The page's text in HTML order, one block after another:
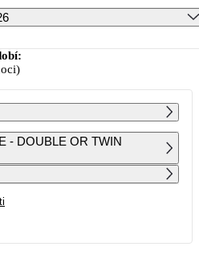
Říjen 2026
ČT PÁ SO NE
1 2 3
2 879
4
- DOUBLE OR TWIN